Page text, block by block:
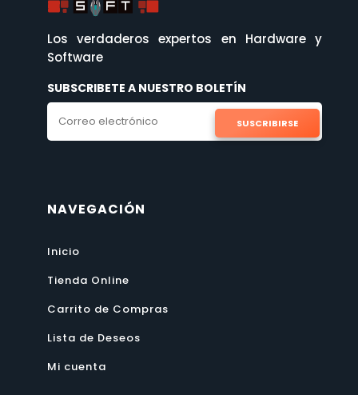
Los verdaderos expertos en Hardware y
Software
SUBSCRIBETE A NUESTRO BOLETÍN
SUSCRIBIRSE
NAVEGACIÓN
Inicio
Tienda Online
Carrito de Compras
Lista de Deseos
Mi cuenta